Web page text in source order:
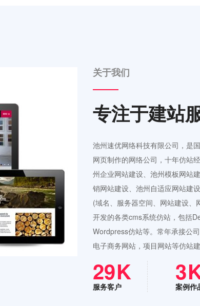
关于我们
专注于建站
池州速优网络科技有限公司，是
网页制作的网络公司，十年仿站
州企业网站建设、池州模板网站
销网站建设、池州自适应网站建
(域名、服务器空间、网站建设
开发的各类cms系统仿站，包括
Wordpress仿站等。常年承接公
电子商务网站，项目网站等仿站
42
服务客户
4
案例作